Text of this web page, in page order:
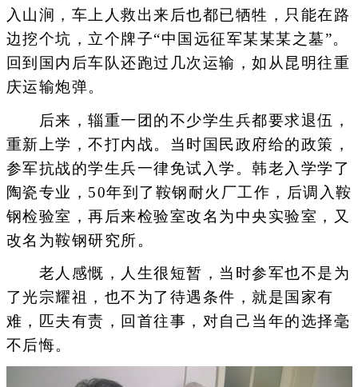
入山涧，车上人救出来后也都已牺牲，只能在路
边挖个坑，立个牌子“中国远征军某某某之墓”。
回到国内后车队还跑过几次运输，如从昆明往重
庆运输炮弹。
后来，辎重一团的不少学生兵都要求退伍，
重新上学，不打内战。当时国民政府给的政策，
参军抗战的学生兵一律免试入学。韩老入学学了
陶瓷专业，50年到了鞍钢耐火厂工作，后调入鞍
钢检验室，再后来检验室改名为中央实验室，又
改名为鞍钢研究所。
老人感慨，人生很短暂，当时参军也不是为
了光宗耀祖，也不为了待遇条件，就是国家有
难，匹夫有责，回首往事，对自己当年的选择毫
不后悔。